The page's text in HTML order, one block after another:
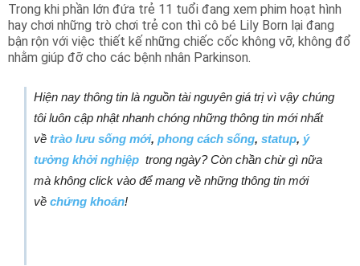
Trong khi phần lớn đứa trẻ 11 tuổi đang xem phim hoạt hình
hay chơi những trò chơi trẻ con thì cô bé Lily Born lại đang
bận rộn với việc thiết kế những chiếc cốc không vỡ, không đổ
nhằm giúp đỡ cho các bệnh nhân Parkinson.
Hiện nay thông tin là nguồn tài nguyên giá trị vì vậy chúng
tôi luôn cập nhật nhanh chóng những thông tin mới nhất
về trào lưu sống mới, phong cách sống, statup, ý
tưởng khởi nghiệp trong ngày? Còn chần chừ gì nữa
mà không click vào để mang về những thông tin mới
về chứng khoán!